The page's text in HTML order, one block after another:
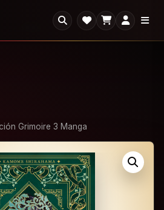
Outlet: llevate dos, paga uno.
×
Grimoire 3 Manga